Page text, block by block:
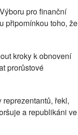
pro finanční
připomínkou toho, že
kroky k obnovení
prorůstové
řekl,
a republikáni ve